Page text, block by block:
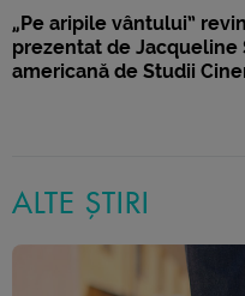
„Pe aripile vântului”
prezentat de
americană de Studii
ALTE ȘTIRI